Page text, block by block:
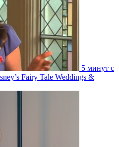
5 минут с
Fairy Tale Weddings &